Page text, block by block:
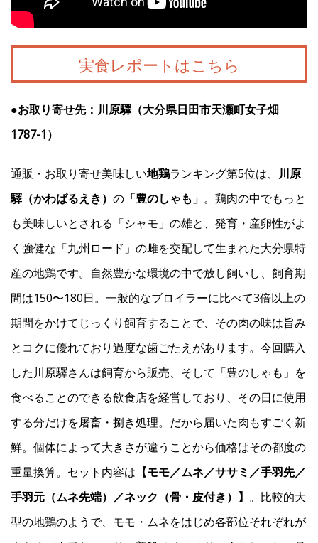
実食レポートはこちら
●お取り寄せ先：川原驛（大分県日田市天瀬町女子畑
1787-1）
通販・お取り寄せ美味しい地鶏ランキング第5位は、 川原
驛（かわばるえき） の 「豊のしゃも」 。鶏肉の中でもっと
も美味しいとされる「シャモ」の雄と、発育・産卵性がよ
く強健な「九州ロード」の雌を交配して生まれた大分県特
産の地鶏です。自然豊かな環境の中で放し飼いし、飼育期
間は150〜180日。一般的なブロイラーに比べて3倍以上の
期間をかけてじっくり飼育することで、その肉の味は旨み
とコクに優れており過度な歯ごたえがあります。今回購入
した川原驛さんは飼育から販売、そして「豊のしゃも」を
食べることのできる飲食店を経営しており、その日に使用
する分だけを屠畜・捌き処理。だから届いた肉もすごく新
鮮。個体によって大きさが違うことから価格はその都度の
重量換算。セット内容は 【モモ／ムネ／ササミ／手羽先／
手羽元（ムネ先端）／ネック（骨・皮付き）】 。比較的大
型の地鶏のようで、モモ・ムネをはじめ各部位それぞれが